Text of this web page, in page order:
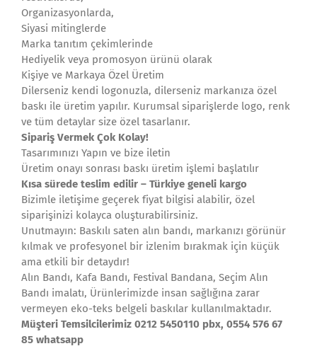
Organizasyonlarda,
Siyasi mitinglerde
Marka tanıtım çekimlerinde
Hediyelik veya promosyon ürünü olarak
Kişiye ve Markaya Özel Üretim
Dilerseniz kendi logonuzla, dilerseniz markanıza özel
baskı ile üretim yapılır. Kurumsal siparişlerde logo, renk
ve tüm detaylar size özel tasarlanır.
Sipariş Vermek Çok Kolay!
Tasarımınızı Yapın ve bize iletin
Üretim onayı sonrası baskı üretim işlemi başlatılır
Kısa sürede teslim edilir – Türkiye geneli kargo
Bizimle iletişime geçerek fiyat bilgisi alabilir, özel
siparişinizi kolayca oluşturabilirsiniz.
Unutmayın: Baskılı saten alın bandı, markanızı görünür
kılmak ve profesyonel bir izlenim bırakmak için küçük
ama etkili bir detaydır!
Alın Bandı, Kafa Bandı, Festival Bandana, Seçim Alın
Bandı imalatı, Ürünlerimizde insan sağlığına zarar
vermeyen eko-teks belgeli baskılar kullanılmaktadır.
Müşteri Temsilcilerimiz 0212 5450110 pbx, 0554 576 67
85 whatsapp